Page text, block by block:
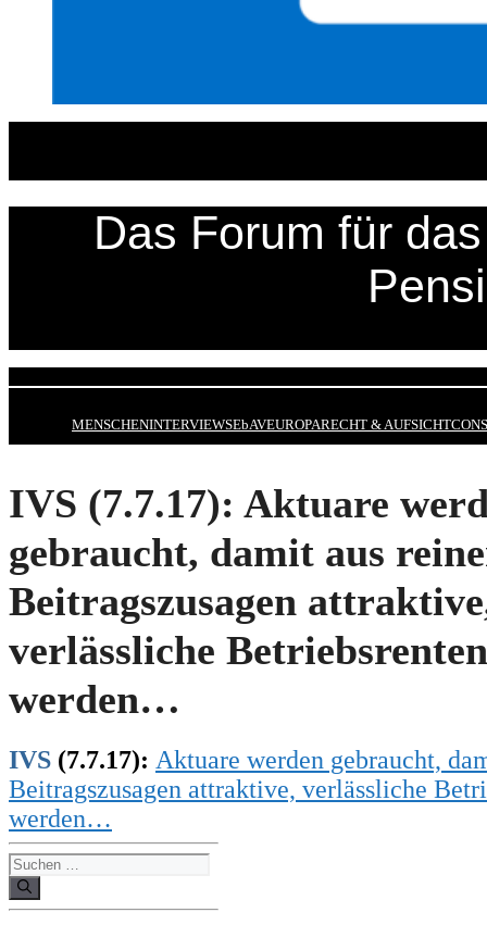
Das Forum für
MENSCHENINTERVIEWSEbAVEUROPARECHT & AUFSICHT
IVS (7.7.17): Aktuare
gebraucht, damit aus
Beitragszusagen
verlässliche Betriebsrenten
werden…
IVS (7.7.17): Aktuare werden gebraucht,
Beitragszusagen attraktive, verlässliche
werden…
Suchen
nach: